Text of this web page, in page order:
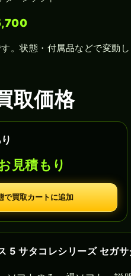
。状態・付属品などで変動
取価格
見積もり
で買取カートに追加
5 サタコレシリーズ セガ